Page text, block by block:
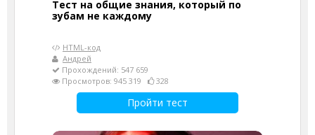
Тест на общие знания, который по
зубам не каждому
HTML-код
Андрей
Прохождений: 547 659
Просмотров: 945 319
328
Пройти тест